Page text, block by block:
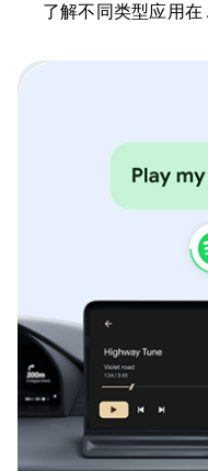
了解不同类型应用